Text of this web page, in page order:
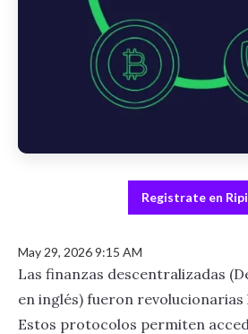
Registrate en
May 29, 2026 9:15 AM
Las finanzas descentralizadas
en inglés) fueron revolucionarias
Estos protocolos permiten